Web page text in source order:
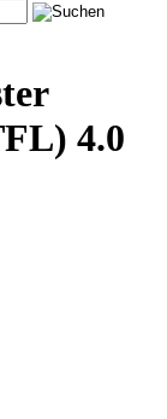
4.0